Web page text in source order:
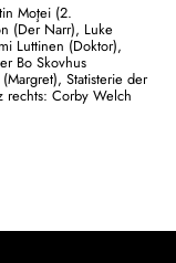
Moţei (2.
(Der Narr), Luke
Luttinen (Doktor),
Bo Skovhus
Statisterie der
rechts: Corby Welch